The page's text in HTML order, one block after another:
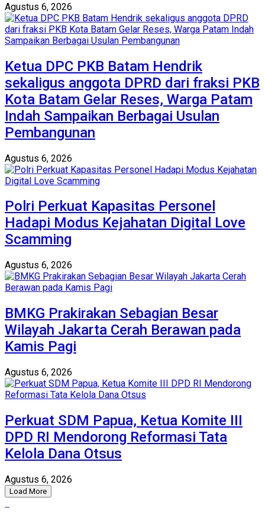
Agustus 6, 2026
Ketua DPC PKB Batam Hendrik
sekaligus anggota DPRD dari fraksi PKB
Kota Batam Gelar Reses, Warga Patam
Indah Sampaikan Berbagai Usulan
Pembangunan
Agustus 6, 2026
Polri Perkuat Kapasitas Personel
Hadapi Modus Kejahatan Digital Love
Scamming
Agustus 6, 2026
BMKG Prakirakan Sebagian Besar
Wilayah Jakarta Cerah Berawan pada
Kamis Pagi
Agustus 6, 2026
Perkuat SDM Papua, Ketua Komite III
DPD RI Mendorong Reformasi Tata
Kelola Dana Otsus
Agustus 6, 2026
Load More